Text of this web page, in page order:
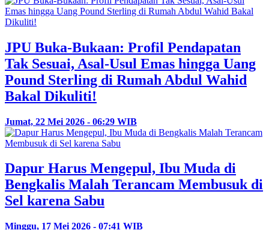
JPU Buka-Bukaan: Profil Pendapatan
Tak Sesuai, Asal-Usul Emas hingga Uang
Pound Sterling di Rumah Abdul Wahid
Bakal Dikuliti!
Jumat, 22 Mei 2026 - 06:29 WIB
Dapur Harus Mengepul, Ibu Muda di
Bengkalis Malah Terancam Membusuk di
Sel karena Sabu
Minggu, 17 Mei 2026 - 07:41 WIB